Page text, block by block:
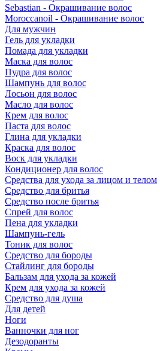
Sebastian - Окрашивание волос
Moroccanoil - Окрашивание волос
Для мужчин
Гель для укладки
Помада для укладки
Маска для волос
Пудра для волос
Шампунь для волос
Лосьон для волос
Масло для волос
Крем для волос
Паста для волос
Глина для укладки
Краска для волос
Воск для укладки
Кондиционер для волос
Средства для ухода за лицом и телом
Средство для бритья
Средство после бритья
Спрей для волос
Пена для укладки
Шампунь-гель
Тоник для волос
Средство для бороды
Стайлинг для бороды
Бальзам для ухода за кожей
Крем для ухода за кожей
Средство для душа
Для детей
Ноги
Ванночки для ног
Дезодоранты